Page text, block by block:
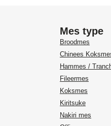
Mes type
Broodmes
Chinees
Hammes /
Fileermes
Koksmes
Kiritsuke
Nakiri mes